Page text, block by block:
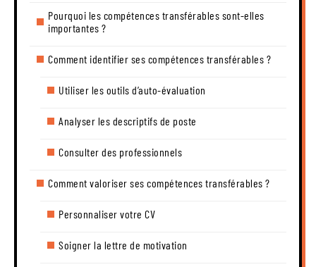
Pourquoi les compétences transférables sont-elles
importantes ?
Comment identifier ses compétences transférables ?
Utiliser les outils d’auto-évaluation
Analyser les descriptifs de poste
Consulter des professionnels
Comment valoriser ses compétences transférables ?
Personnaliser votre CV
Soigner la lettre de motivation